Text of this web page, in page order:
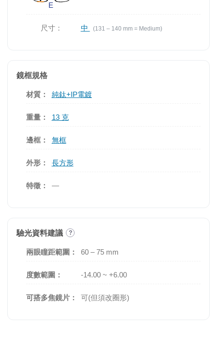
尺寸： 中 (131 – 140 mm = Medium)
鏡框規格
材質： 純鈦+IP電鍍
重量： 13 克
邊框： 無框
外形： 長方形
特徵： —
驗光資料建議 ?
兩眼瞳距範圍： 60 – 75 mm
度數範圍： -14.00 ~ +6.00
可搭多焦鏡片： 可(但須改圈形)